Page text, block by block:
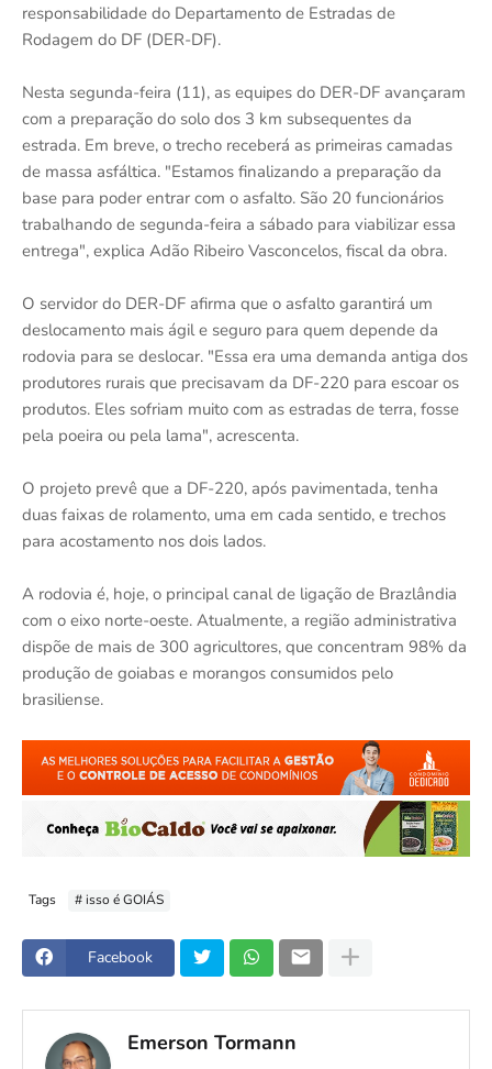
responsabilidade do Departamento de Estradas de
Rodagem do DF (DER-DF).
Nesta segunda-feira (11), as equipes do DER-DF avançaram
com a preparação do solo dos 3 km subsequentes da
estrada. Em breve, o trecho receberá as primeiras camadas
de massa asfáltica. "Estamos finalizando a preparação da
base para poder entrar com o asfalto. São 20 funcionários
trabalhando de segunda-feira a sábado para viabilizar essa
entrega", explica Adão Ribeiro Vasconcelos, fiscal da obra.
O servidor do DER-DF afirma que o asfalto garantirá um
deslocamento mais ágil e seguro para quem depende da
rodovia para se deslocar. "Essa era uma demanda antiga dos
produtores rurais que precisavam da DF-220 para escoar os
produtos. Eles sofriam muito com as estradas de terra, fosse
pela poeira ou pela lama", acrescenta.
O projeto prevê que a DF-220, após pavimentada, tenha
duas faixas de rolamento, uma em cada sentido, e trechos
para acostamento nos dois lados.
A rodovia é, hoje, o principal canal de ligação de Brazlândia
com o eixo norte-oeste. Atualmente, a região administrativa
dispõe de mais de 300 agricultores, que concentram 98% da
produção de goiabas e morangos consumidos pelo
brasiliense.
Tags # isso é GOIÁS
Facebook
Emerson Tormann